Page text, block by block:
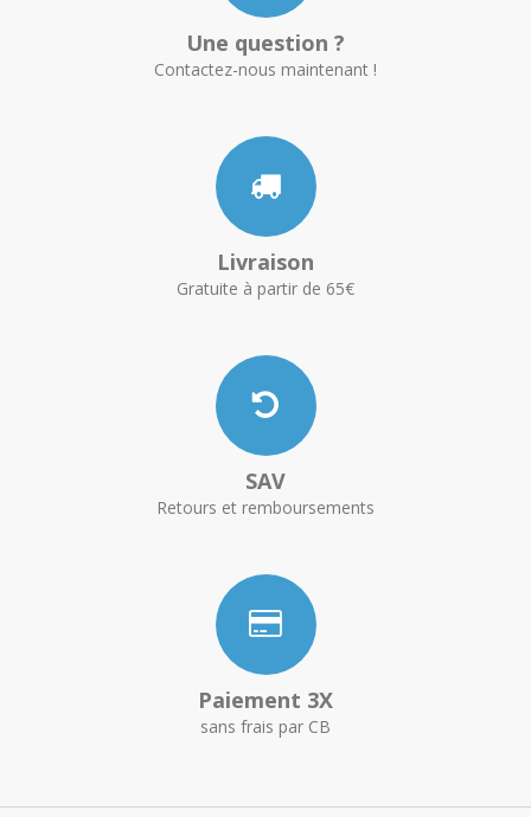
Une question ?
Contactez-nous maintenant !
Livraison
Gratuite à partir de 65€
SAV
Retours et remboursements
Paiement 3X
sans frais par CB